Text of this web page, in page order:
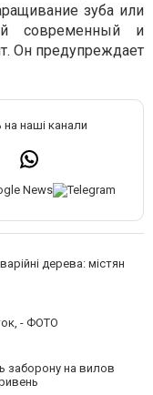
зуба или
современный и
Он предупреждает
на наші канали
дерева: містян
- ФОТО
заборону на вилов